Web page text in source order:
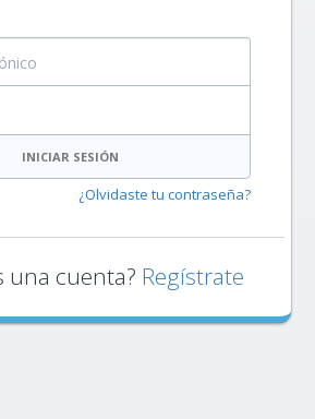
INICIAR SESIÓN
¿Olvidaste tu contraseña?
una cuenta? Regístrate